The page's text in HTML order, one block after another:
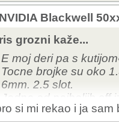
model,
vapour
Nesto sam
najbolji
o cemu vas dva
masivnih 2kg
vapor chamber
Blackwell
grozni kaže...
E moj deri pa s
Tocne brojke su oko
6mm. 2.5 slot.
Jedna od najboljih sff
nema vapor chamber
si mi rekao i ja